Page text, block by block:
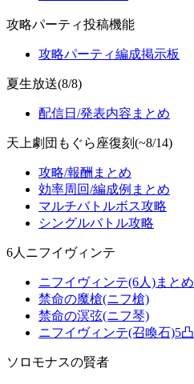
攻略パーティ投稿機能
攻略パーティ編成掲示板
夏生放送(8/8)
配信日/発表内容まとめ
天上劇団もぐら座復刻(~8/14)
攻略/報酬まとめ
効率周回/編成例まとめ
マルチバトルボス攻略
シングルバトル攻略
6人ニフイヴィンテ
ニフイヴィンテ(6人)まとめ
禁命の魔槍(ニフ槍)
禁命の溟弦(ニフ琴)
ニフイヴィンテ(召喚石)5凸
ソロモナスの賢者